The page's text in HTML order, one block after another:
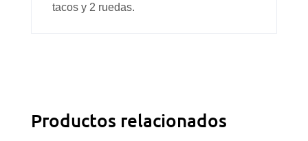
tacos y 2 ruedas.
Productos relacionados